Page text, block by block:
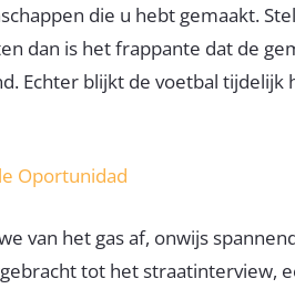
die u hebt gemaakt.
dan is het frappante dat de
Echter blijkt de voetbal
Oportunidad
van het gas af, onwijs
tot het straatinterview,